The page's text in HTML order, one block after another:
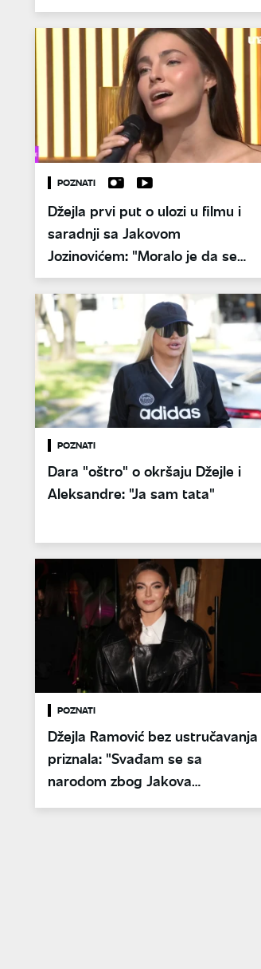
POZNATI
Džejla prvi put o ulozi u filmu i
saradnji sa Jakovom
Jozinovićem: "Moralo je da se
radi na tome"
POZNATI
Dara "oštro" o okršaju Džejle i
Aleksandre: "Ja sam tata"
POZNATI
Džejla Ramović bez ustručavanja
priznala: "Svađam se sa
narodom zbog Jakova